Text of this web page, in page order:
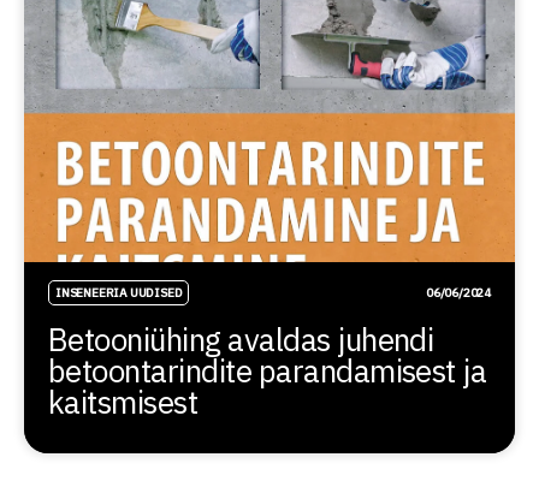
INSENEERIA UUDISED 06/06/2024
Betooniühing avaldas juhendi
betoontarindite parandamisest ja
kaitsmisest